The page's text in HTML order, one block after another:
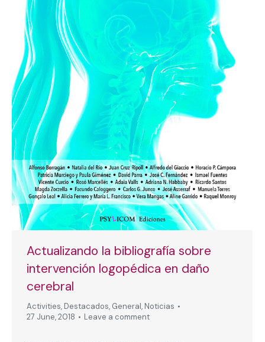
Actualizando la bibliografía sobre
intervención logopédica en daño
cerebral
Activities, Destacados, General, Noticias
27 June, 2018
Leave a comment